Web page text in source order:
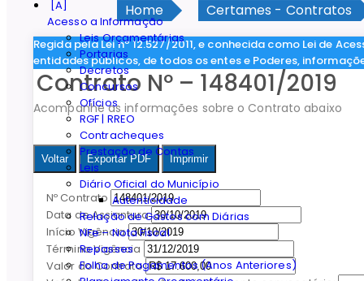
Acesso a Informação
Leis Orçamentárias
Portarias
Decretos
Concursos
Ofícios
RGF | RREO
Contracheques
Prestação de Contas
Leis
Diário Oficial do Município
Autenticidade
Relação de Gastos com Diárias
NFe – Nota Fiscal
Repasses
Folha de Pagamentos (Anos Anteriores)
Home Certames - Contratos
Regida pela Lei nº 12.527/2011, e conhecida como Lei de
entidades públicos, de todos os entes e Poderes,
Contrato Nº – 148401/2019
Acompanhe as informações sobre o Contrato abaixo
Voltar Exportar PDF Imprimir
Nº Contrato
Data de Assiantura
Início Vigência
Término Vigência
Valor do Contrato